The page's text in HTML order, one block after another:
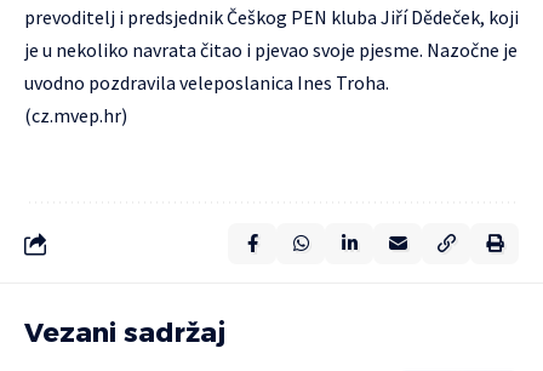
prevoditelj i predsjednik Češkog PEN kluba Jiří Dědeček, koji
je u nekoliko navrata čitao i pjevao svoje pjesme. Nazočne je
uvodno pozdravila veleposlanica Ines Troha.
(cz.mvep.hr)
Vezani sadržaj